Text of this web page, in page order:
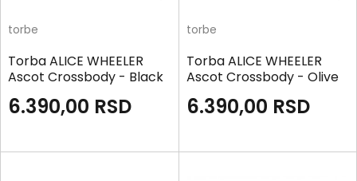
torbe
Torba ALICE WHEELER
Ascot Crossbody - Black
6.390,00 RSD
torbe
Torba ALICE WHEELER
Ascot Crossbody - Olive
6.390,00 RSD